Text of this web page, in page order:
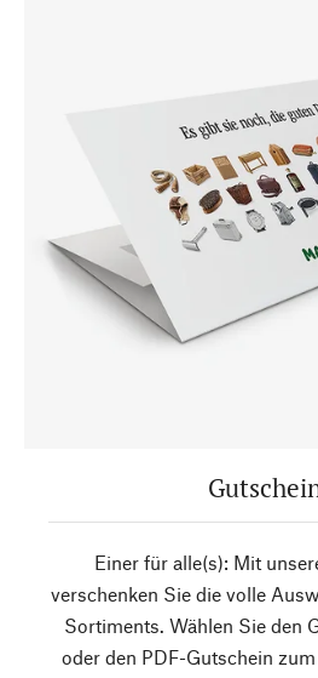
Einer für alle(s): Mit
verschenken Sie die volle
Sortiments. Wählen Sie den
oder den PDF-Gutschein